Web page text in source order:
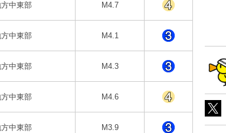
中東部 M4.7
中東部 M4.1
中東部 M4.3
中東部 M4.6
中東部 M3.9